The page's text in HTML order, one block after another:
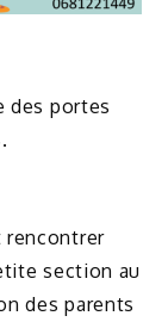
des portes
.
rencontrer
section au
des parents